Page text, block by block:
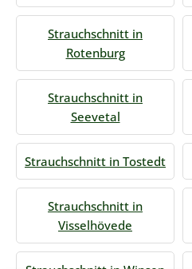
Strauchschnitt in
Rotenburg
Strauchschnitt in
Seevetal
Strauchschnitt in Tostedt
Strauchschnitt in
Visselhövede